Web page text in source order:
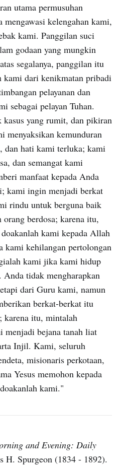
utama permusuhan
kelengahan kami,
kami. Panggilan suci
godaan yang mungkin
segalanya, panggilan itu
kami dari kenikmatan pribadi
pelayanan dan
sebagai pelayan Tuhan.
kasus yang rumit, dan pikiran
menyaksikan kemunduran
dan hati kami terluka; kami
dan semangat kami
manfaat kepada Anda
kami ingin menjadi berkat
rindu untuk berguna baik
berdosa; karena itu,
kami kepada Allah
kehilangan pertolongan
kami jika kami hidup
tidak mengharapkan
dari Guru kami, namun
berkat-berkat itu
karena itu, mintalah
menjadi bejana tanah liat
Injil. Kami, seluruh
misionaris perkotaan,
Yesus memohon kepada
kami."
and Evening: Daily
H. Spurgeon (1834 - 1892).